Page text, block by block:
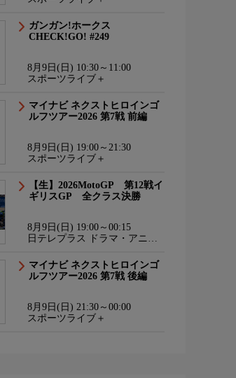
ガンガン!ホークス
CHECK!GO! #249
8月9日(日) 10:30～11:00
スポーツライブ＋
マイナビ ネクストヒロインゴ
ルフツアー2026 第7戦 前編
8月9日(日) 19:00～21:30
スポーツライブ＋
【生】2026MotoGP 第12戦イ
ギリスGP 全クラス決勝
8月9日(日) 19:00～00:15
日テレプラス ドラマ・アニ
マイナビ ネクストヒロインゴ
ルフツアー2026 第7戦 後編
8月9日(日) 21:30～00:00
スポーツライブ＋